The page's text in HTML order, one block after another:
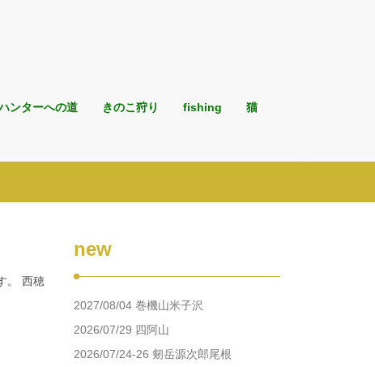
ンターへの道 きのこ狩り fishing
猫
。 西穂
new
2027/08/04 巻機山米子沢
2026/07/29 四阿山
2026/07/24-26 剱岳源次郎尾根